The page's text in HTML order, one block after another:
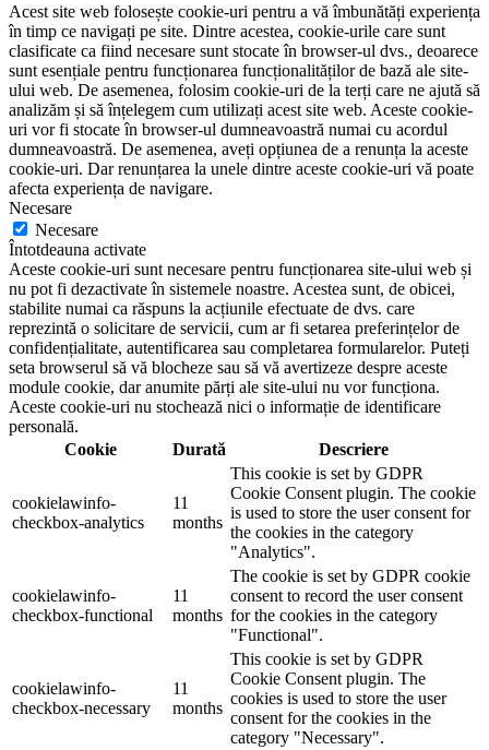
Acest site web folosește cookie-uri pentru a vă îmbunătăți experiența
în timp ce navigați pe site. Dintre acestea, cookie-urile care sunt
clasificate ca fiind necesare sunt stocate în browser-ul dvs., deoarece
sunt esențiale pentru funcționarea funcționalităților de bază ale site-
ului web. De asemenea, folosim cookie-uri de la terți care ne ajută să
analizăm și să înțelegem cum utilizați acest site web. Aceste cookie-
uri vor fi stocate în browser-ul dumneavoastră numai cu acordul
dumneavoastră. De asemenea, aveți opțiunea de a renunța la aceste
cookie-uri. Dar renunțarea la unele dintre aceste cookie-uri vă poate
afecta experiența de navigare.
Necesare
Necesare
Întotdeauna activate
Aceste cookie-uri sunt necesare pentru funcționarea site-ului web și
nu pot fi dezactivate în sistemele noastre. Acestea sunt, de obicei,
stabilite numai ca răspuns la acțiunile efectuate de dvs. care
reprezintă o solicitare de servicii, cum ar fi setarea preferințelor de
confidențialitate, autentificarea sau completarea formularelor. Puteți
seta browserul să vă blocheze sau să vă avertizeze despre aceste
module cookie, dar anumite părți ale site-ului nu vor funcționa.
Aceste cookie-uri nu stochează nici o informație de identificare
personală.
Cookie
Durată Descriere
cookielawinfo-
checkbox-analytics
11
months
This cookie is set by GDPR
Cookie Consent plugin. The cookie
is used to store the user consent for
the cookies in the category
"Analytics".
cookielawinfo-
checkbox-functional
11
months
The cookie is set by GDPR cookie
consent to record the user consent
for the cookies in the category
"Functional".
cookielawinfo-
checkbox-necessary
11
months
This cookie is set by GDPR
Cookie Consent plugin. The
cookies is used to store the user
consent for the cookies in the
category "Necessary".